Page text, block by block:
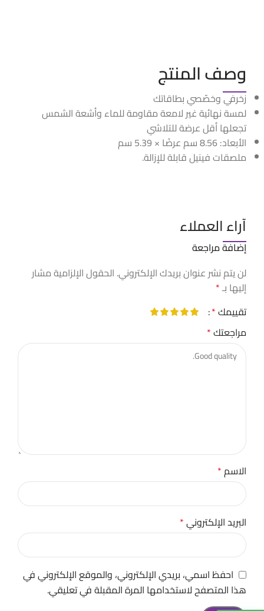
وصف المنتج
زخرفي وخصّصي بطاقاتك
لمسة نهائية غير لامعة مقاومة للماء وأشعة الشمس
تجعلها أقل عرضة للتلاشي
الأبعاد: 8.56 سم عرضًا × 5.39 سم
ملصقات فينيل قابلة للإزالة.
آراء العملاء
إضافة مراجعة
لن يتم نشر عنوان بريدك الإلكتروني. الحقول الإلزامية مشار
إليها بـ*
تقييمك*
مراجعتك*
الاسم*
البريد الإلكتروني*
احفظ اسمي، بريدي الإلكتروني، والموقع الإلكتروني في
هذا المتصفح لاستخدامها المرة المقبلة في تعليقي.